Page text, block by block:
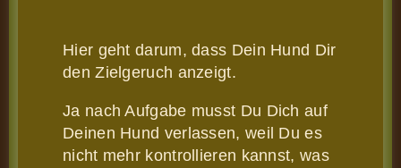
Hier geht darum, dass Dein Hund Dir
den Zielgeruch anzeigt.
Ja nach Aufgabe musst Du Dich auf
Deinen Hund verlassen, weil Du es
nicht mehr kontrollieren kannst, was